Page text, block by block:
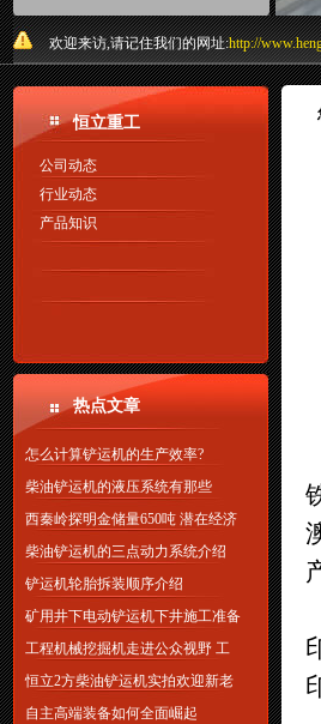
欢迎来访,请记住我们的网址:http://
恒立重工
公司动态
行业动态
产品知识
热点文章
怎么计算铲运机的生产效率?
柴油铲运机的液压系统有那些
西秦岭探明金储量650吨 潜在经济
柴油铲运机的三点动力系统介绍
铲运机轮胎拆装顺序介绍
矿用井下电动铲运机下井施工准备
工程机械挖掘机走进公众视野 工
恒立2方柴油铲运机实拍欢迎新老
自主高端装备如何全面崛起